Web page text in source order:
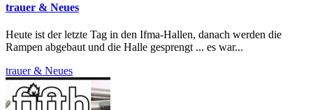
trauer & Neues
Heute ist der letzte Tag in den Ifma-Hallen, danach werden die
Rampen abgebaut und die Halle gesprengt ... es war...
trauer & Neues